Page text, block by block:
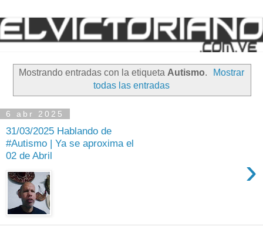
Mostrando entradas con la etiqueta Autismo.
Mostrar
todas las entradas
6 abr 2025
31/03/2025 Hablando de
#Autismo | Ya se aproxima el
02 de Abril
›